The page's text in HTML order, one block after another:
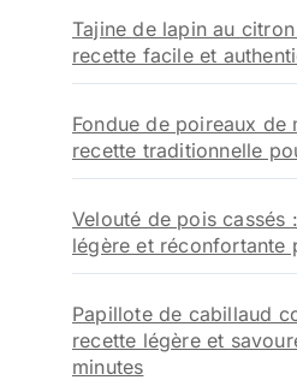
Tajine de lapin au
recette facile et
Fondue de poireaux de
recette traditionnelle
Velouté de pois cassés
légère et réconfortante
Papillote de cabillaud
recette légère et
minutes